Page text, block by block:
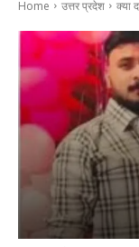
Home उत्तर प्रदेश क्या